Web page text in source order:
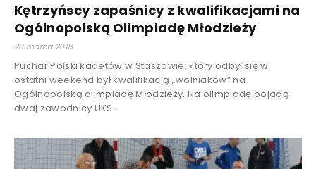
Kętrzyńscy zapaśnicy z kwalifikacjami na
Ogólnopolską Olimpiadę Młodzieży
20 marca 2018
Puchar Polski kadetów w Staszowie, który odbył się w
ostatni weekend był kwalifikacją „wolniaków” na
Ogólnopolską olimpiadę Młodzieży. Na olimpiadę pojadą
dwaj zawodnicy UKS...